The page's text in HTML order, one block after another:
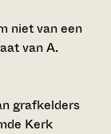
niet van een
van A.
grafkelders
Kerk